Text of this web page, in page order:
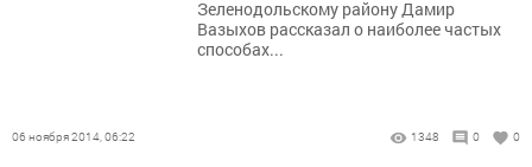
Зеленодольскому району Дамир
Вазыхов рассказал о наиболее частых
способах...
06 ноября 2014, 06:22 1348 0 0